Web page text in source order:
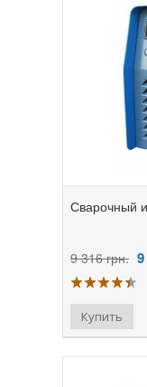
Сварочный
9 316 грн.